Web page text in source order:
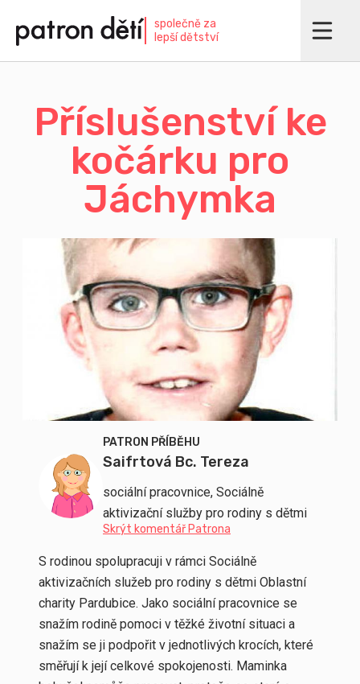
hlavnímu
obsahu
společně za
lepší dětství
Příslušenství ke
kočárku pro
Jáchymka
PATRON PŘÍBĚHU
Saifrtová Bc. Tereza
sociální pracovnice, Sociálně
aktivizační služby pro rodiny s dětmi
Skrýt komentář Patrona
S rodinou spolupracuji v rámci Sociálně
aktivizačních služeb pro rodiny s dětmi Oblastní
charity Pardubice. Jako sociální pracovnice se
snažím rodině pomoci v těžké životní situaci a
snažím se ji podpořit v jednotlivých krocích, které
směřují k její celkové spokojenosti. Maminka